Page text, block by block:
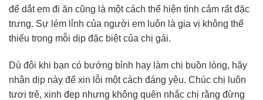
để dắt em đi ăn cũng là một cách thể hiện tình cảm rất đặc
trưng. Sự lém lỉnh của người em luôn là gia vị không thể
thiếu trong mỗi dịp đặc biệt của chị gái.
Dù đôi khi bạn có bướng bỉnh hay làm chị buồn lòng, hãy
nhân dịp này để xin lỗi một cách đáng yêu. Chúc chị luôn
tươi trẻ, xinh đẹp nhưng không quên nhắc chị rằng đừng